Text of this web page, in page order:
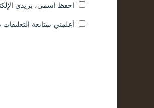
احفظ اسمي، بريدي
أعلمني بمتابعة